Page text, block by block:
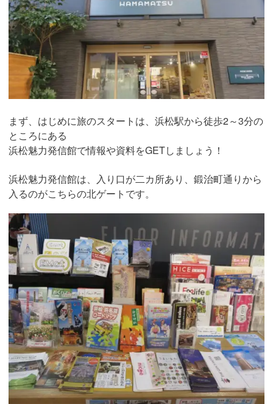
まず、はじめに旅のスタートは、浜松駅から徒歩2～3分の
ところにある
浜松魅力発信館で情報や資料をGETしましょう！
浜松魅力発信館は、入り口が二カ所あり、鍛治町通りから
入るのがこちらの北ゲートです。